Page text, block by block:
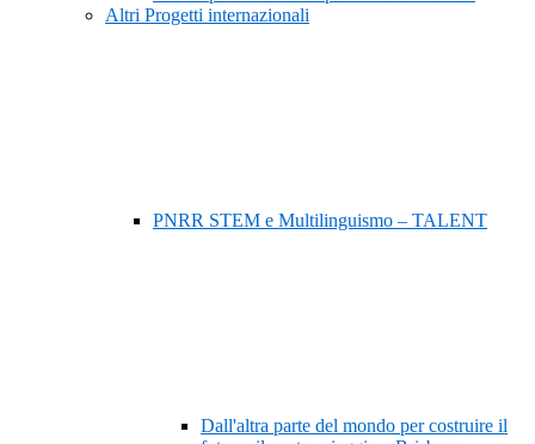
Altri Progetti internazionali
PNRR STEM e Multilinguismo – TALENT
Dall'altra parte del mondo per costruire il